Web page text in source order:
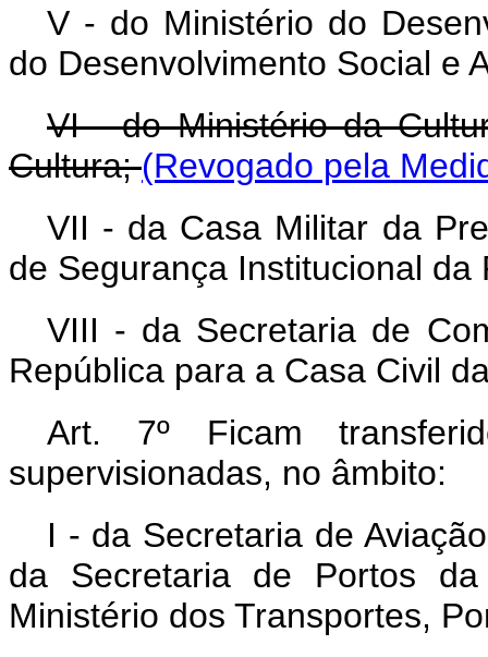
V - do Ministério do
do Desenvolvimento Social e
VI - do Ministério da
Cultura;(Revogado pela
VII - da Casa Militar da
de Segurança Institucional
VIII - da Secretaria de
República para a Casa Civil
Art. 7º Ficam
supervisionadas, no âmbito:
I - da Secretaria de
da Secretaria de Portos
Ministério dos Transportes,